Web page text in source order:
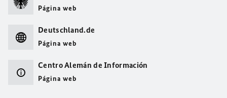
Página web
Deutschland.de
Página web
Centro Alemán de Información
Página web